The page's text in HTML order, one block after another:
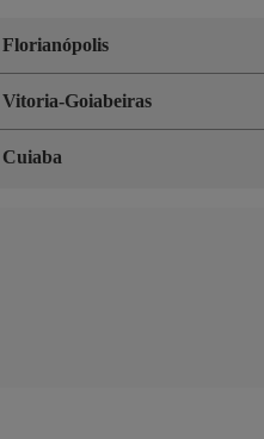
Florianópolis
Vitoria-Goiabeiras
Cuiaba